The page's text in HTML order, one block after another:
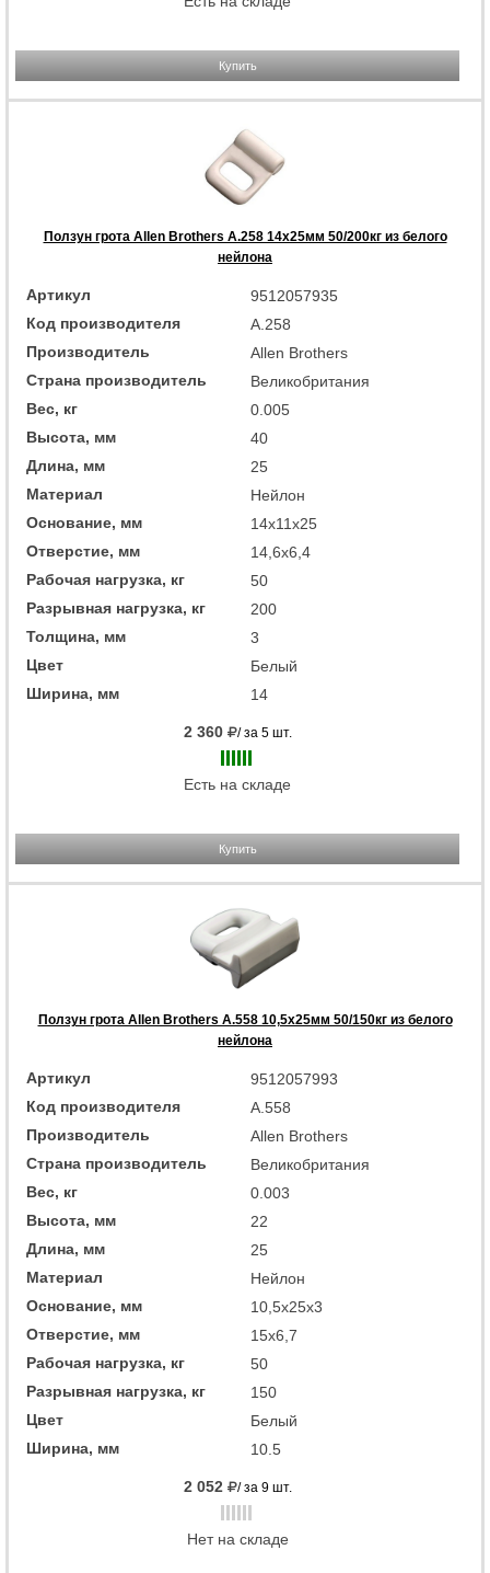
Купить
Ползун грота Allen Brothers A.258 14x25мм 50/200кг из белого
нейлона
Артикул
9512057935
Код производителя
A.258
Производитель
Allen Brothers
Страна производитель
Великобритания
Вес, кг
0.005
Высота, мм
40
Длина, мм
25
Материал
Нейлон
Основание, мм
14x11x25
Отверстие, мм
14,6x6,4
Рабочая нагрузка, кг
50
Разрывная нагрузка, кг
200
Толщина, мм
3
Цвет
Белый
Ширина, мм
14
2 360 / за 5 шт.
Есть на складе
Купить
Ползун грота Allen Brothers A.558 10,5x25мм 50/150кг из белого
нейлона
Артикул
9512057993
Код производителя
A.558
Производитель
Allen Brothers
Страна производитель
Великобритания
Вес, кг
0.003
Высота, мм
22
Длина, мм
25
Материал
Нейлон
Основание, мм
10,5x25x3
Отверстие, мм
15x6,7
Рабочая нагрузка, кг
50
Разрывная нагрузка, кг
150
Цвет
Белый
Ширина, мм
10.5
2 052 / за 9 шт.
Нет на складе